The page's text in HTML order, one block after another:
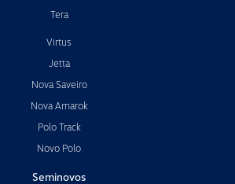
Tera
Virtus
Jetta
Nova Saveiro
Nova Amarok
Polo Track
Novo Polo
Seminovos